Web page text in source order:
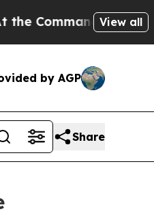
of Jeff Bezos,
View all
by AGP
Share